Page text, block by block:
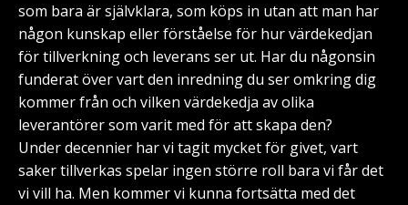
som bara är självklara, som köps in utan att man har
någon kunskap eller förståelse för hur värdekedjan
för tillverkning och leverans ser ut. Har du någonsin
funderat över vart den inredning du ser omkring dig
kommer från och vilken värdekedja av olika
leverantörer som varit med för att skapa den?
Under decennier har vi tagit mycket för givet, vart
saker tillverkas spelar ingen större roll bara vi får det
vi vill ha. Men kommer vi kunna fortsätta med det